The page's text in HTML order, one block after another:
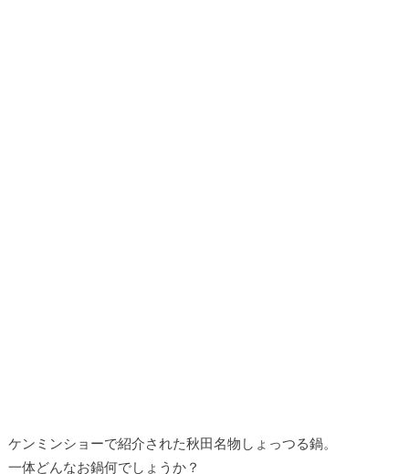
ケンミンショーで紹介された秋田名物しょっつる鍋。
一体どんなお鍋何でしょうか？